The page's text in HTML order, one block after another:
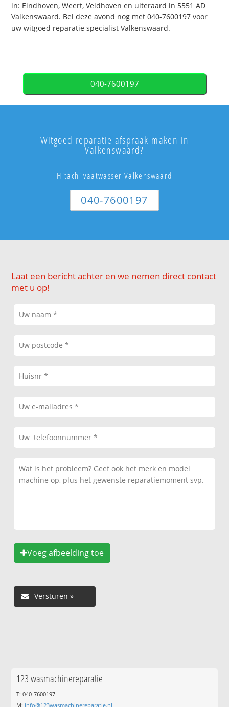
in: Eindhoven, Weert, Veldhoven en uiteraard in 5551 AD
Valkenswaard. Bel deze avond nog met 040-7600197 voor
uw witgoed reparatie specialist Valkenswaard.
040-7600197
Witgoed reparatie afspraak maken in
Valkenswaard?
Hitachi vaatwasser Valkenswaard
040-7600197
Laat een bericht achter en we nemen direct contact
met u op!
Voeg afbeelding toe
123 wasmachinereparatie
T: 040-7600197
M: info@123wasmachinereparatie.nl